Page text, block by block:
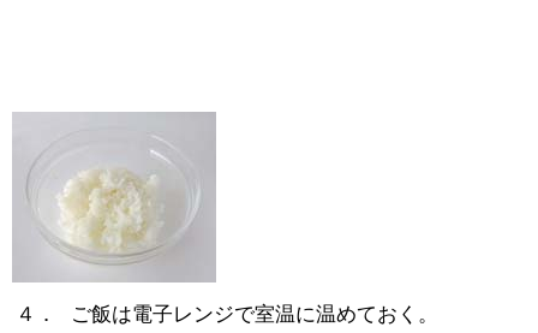
４． ご飯は電子レンジで室温に温めておく。